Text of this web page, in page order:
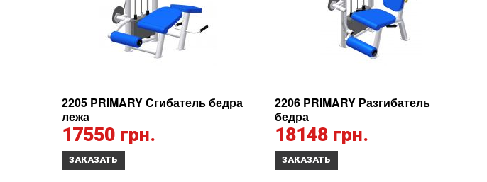
2205 PRIMARY Сгибатель бедра
лежа
17550 грн.
ЗАКАЗАТЬ
2206 PRIMARY Разгибатель
бедра
18148 грн.
ЗАКАЗАТЬ